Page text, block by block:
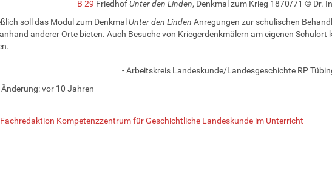
B 29 FriedhofUnter den Linden, Denkmal zum Krieg 1870/71 © Dr.
soll das Modul zum Denkmal Unter den Linden Anregungen zur schulischen
anderer Orte bieten. Auch Besuche von Kriegerdenkmälern am eigenen
- Arbeitskreis Landeskunde/Landesgeschichte RP
Änderung:vor 10 Jahren
Fachredaktion Kompetenzzentrum für Geschichtliche Landeskunde im Unterricht